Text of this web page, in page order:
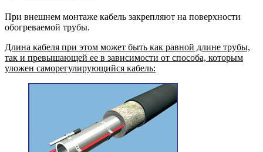
При внешнем монтаже кабель закрепляют на поверхности
обогреваемой трубы.
Длина кабеля при этом может быть как равной длине трубы,
так и превышающей ее в зависимости от способа, которым
уложен саморегулирующийся кабель: